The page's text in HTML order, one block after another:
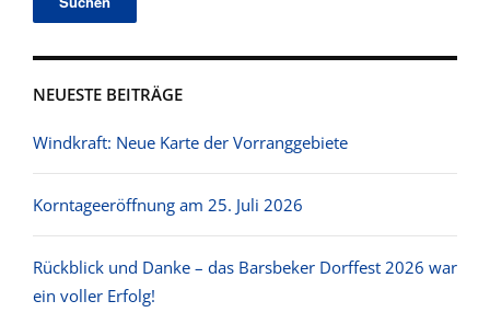
NEUESTE BEITRÄGE
Windkraft: Neue Karte der Vorranggebiete
Korntageeröffnung am 25. Juli 2026
Rückblick und Danke – das Barsbeker Dorffest 2026 war
ein voller Erfolg!